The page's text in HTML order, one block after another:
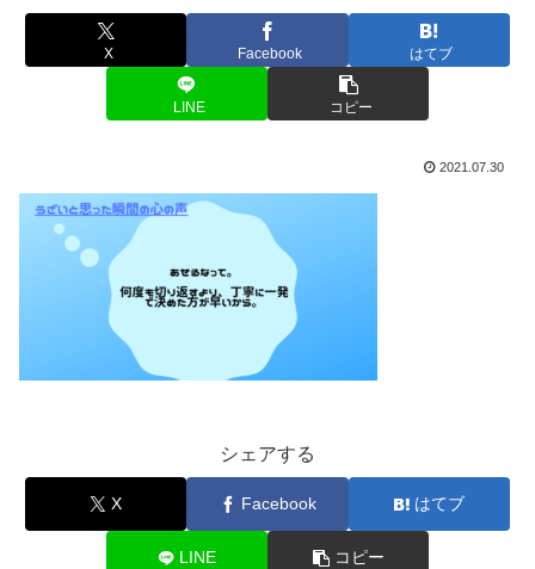
X Facebook はてブ
LINE コピー
2021.07.30
シェアする
X Facebook はてブ
LINE コピー